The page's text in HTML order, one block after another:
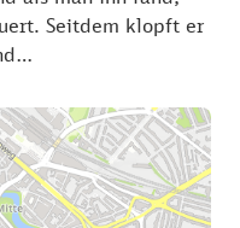
Seitdem klopft er